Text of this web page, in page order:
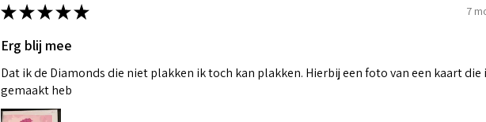
★★★★★ 7
Erg blij mee
Dat ik de Diamonds die niet plakken ik toch kan plakken. Hierbij een foto van een kaart die
gemaakt heb